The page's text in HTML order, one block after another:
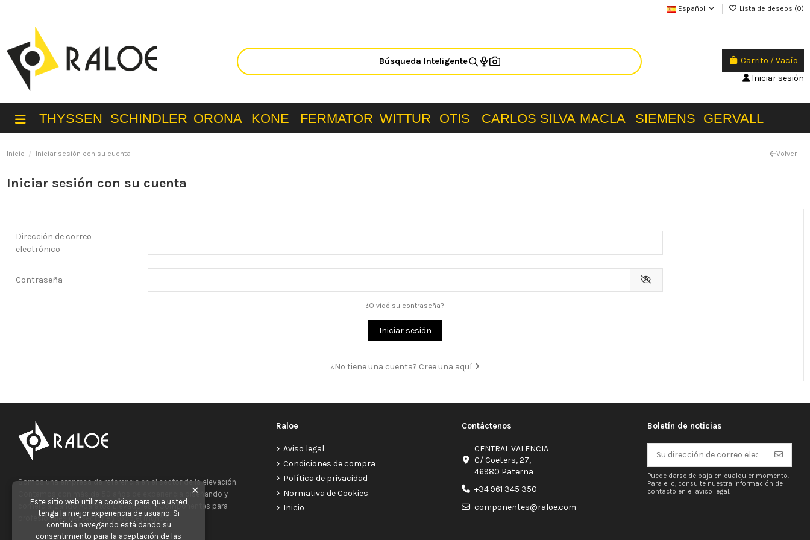
Español Lista de deseos (0)
Búsqueda Inteligente Carrito /Vacío
Iniciar sesión
THYSSEN SCHINDLER ORONA KONE FERMATOR WITTUR OTIS CARLOS SILVA MACLA SIEMENS GERVALL
Inicio Iniciar sesión con su cuenta Volver
Iniciar sesión con su cuenta
Dirección de correo
electrónico
Contraseña
¿Olvidó su contraseña?
Iniciar sesión
¿No tiene una cuenta? Cree una aquí
Somos una empresa de referencia en el sector de la elevación.
Contamos con más de 50 años de experiencia diseñando y
comercializando Aparatos Elevadores y Componentes para
profesionales del sector en todo el mundo.
Raloe
Aviso legal
Condiciones de compra
Política de privacidad
Normativa de Cookies
Inicio
Contáctenos
CENTRAL VALENCIA
C/ Coeters, 27,
46980 Paterna
+34 961 345 350
componentes@raloe.com
Boletín de noticias
Puede darse de baja en cualquier momento.
Para ello, consulte nuestra información de
contacto en el aviso legal.
✕
Este sitio web utiliza cookies para que usted
tenga la mejor experiencia de usuario. Si
continúa navegando está dando su
consentimiento para la aceptación de las